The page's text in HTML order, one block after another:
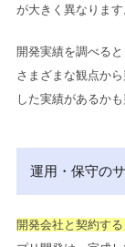
が大きく異なります
開発実績を調べる
さまざまな観点か
した実績があるか
運用・保守の
開発会社と契約す